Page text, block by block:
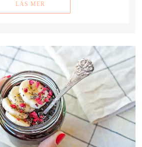
LÄS MER